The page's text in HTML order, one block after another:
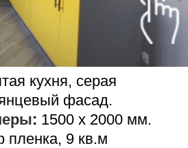
кухня, серая
фасад.
: 1500 х 2000 мм.
9 кв.м